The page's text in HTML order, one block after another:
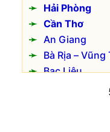
Hải Phòng
Cần Thơ
An Giang
Bà Rịa – Vũng
Bạc Liêu